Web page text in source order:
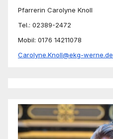
Pfarrerin Carolyne Knoll
Tel.: 02389-2472
Mobil: 0176 14211078
Carolyne.Knoll@ekg-werne.de